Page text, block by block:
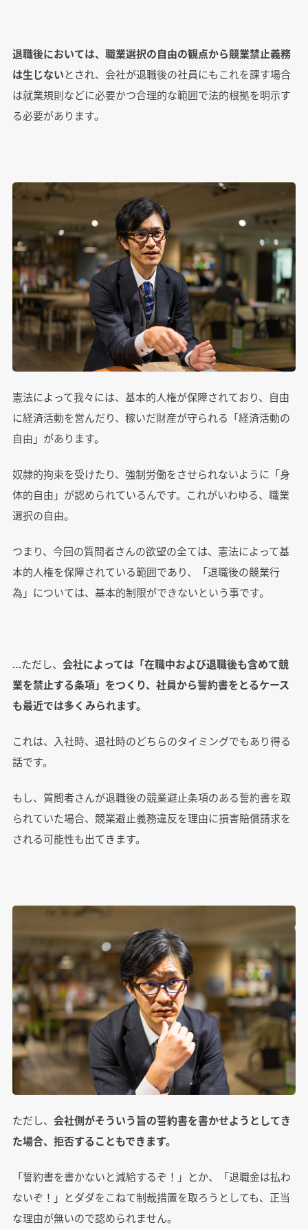
退職後においては、職業選択の自由の観点から競業禁止義務
は生じないとされ、会社が退職後の社員にもこれを課す場合
は就業規則などに必要かつ合理的な範囲で法的根拠を明示す
る必要があります。
憲法によって我々には、基本的人権が保障されており、自由
に経済活動を営んだり、稼いだ財産が守られる「経済活動の
自由」があります。
奴隷的拘束を受けたり、強制労働をさせられないように「身
体的自由」が認められているんです。これがいわゆる、職業
選択の自由。
つまり、今回の質問者さんの欲望の全ては、憲法によって基
本的人権を保障されている範囲であり、「退職後の競業行
為」については、基本的制限ができないという事です。
…ただし、 会社によっては「在職中および退職後も含めて競
業を禁止する条項」をつくり、社員から誓約書をとるケース
も最近では多くみられます。
これは、入社時、退社時のどちらのタイミングでもあり得る
話です。
もし、質問者さんが退職後の競業避止条項のある誓約書を取
られていた場合、競業避止義務違反を理由に損害賠償請求を
される可能性も出てきます。
ただし、 会社側がそういう旨の誓約書を書かせようとしてき
た場合、拒否することもできます。
「誓約書を書かないと減給するぞ！」とか、「退職金は払わ
ないぞ！」とダダをこねて制裁措置を取ろうとしても、正当
な理由が無いので認められません。